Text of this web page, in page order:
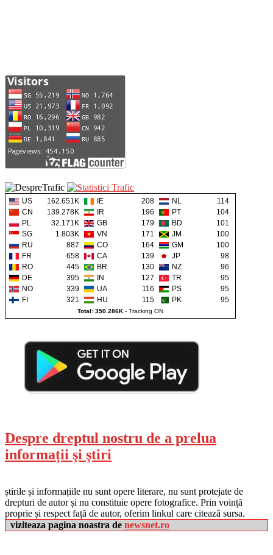
US 162.651K IE 208 NL
114
CN
139.278K IR 196 PT
104
PL
32.171K GB 179 BD
101
SG
1.803K VN 171 JM
100
RU
887 CO 164 GM
100
FR
658 CA 139 JP
98
RO
445 BR 130 NZ
96
DE
395 IN 127 TR
95
NO
339 UA 116 PS
95
FI
321 HU 115 PK 95
Total: 350.286K - Tracking ON
Despre dreptul nostru de a prelua
informații şi ştiri
știrile și informațiile nu sunt opere literare, nu sunt protejate de
drepturi de autor și nu constituie opere fotografice. Prin voință
proprie și respect față de autor, oferim linkul care citează sursa.
viziteaza pagina noastra de newsnet.ro